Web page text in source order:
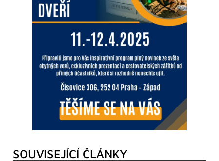
SOUVISEJÍCÍ ČLÁNKY